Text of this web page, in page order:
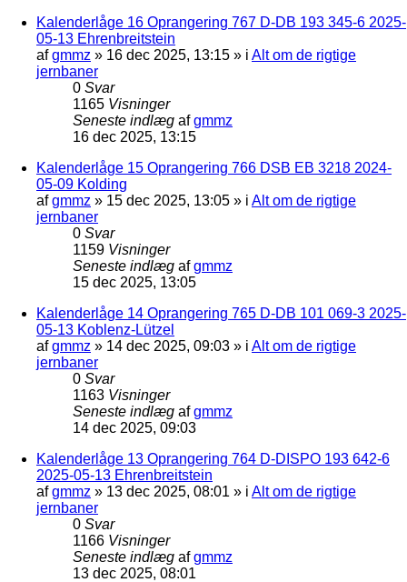
Kalenderlåge 16 Oprangering 767 D-DB 193 345-6 2025-
05-13 Ehrenbreitstein
afgmmz » 16 dec 2025, 13:15 » i Alt om de rigtige
jernbaner
0 Svar
1165 Visninger
Seneste indlæg afgmmz
16 dec 2025, 13:15
Kalenderlåge 15 Oprangering 766 DSB EB 3218 2024-
05-09 Kolding
afgmmz » 15 dec 2025, 13:05 » i Alt om de rigtige
jernbaner
0 Svar
1159 Visninger
Seneste indlæg afgmmz
15 dec 2025, 13:05
Kalenderlåge 14 Oprangering 765 D-DB 101 069-3 2025-
05-13 Koblenz-Lützel
afgmmz » 14 dec 2025, 09:03 » i Alt om de rigtige
jernbaner
0 Svar
1163 Visninger
Seneste indlæg afgmmz
14 dec 2025, 09:03
Kalenderlåge 13 Oprangering 764 D-DISPO 193 642-6
2025-05-13 Ehrenbreitstein
afgmmz » 13 dec 2025, 08:01 » i Alt om de rigtige
jernbaner
0 Svar
1166 Visninger
Seneste indlæg afgmmz
13 dec 2025, 08:01